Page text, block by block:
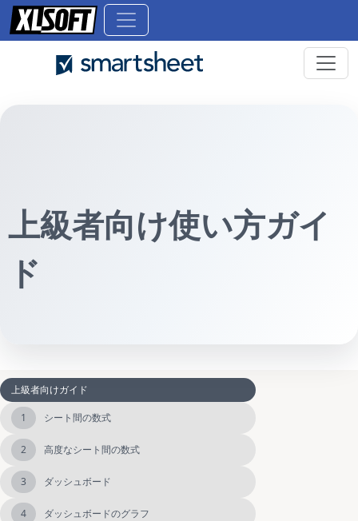
上級者向け使い方ガイ
ド
上級者向けガイド
1 シート間の数式
2 高度なシート間の数式
3 ダッシュボード
4 ダッシュボードのグラフ